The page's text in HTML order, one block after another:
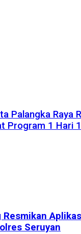
Palangka Raya
Program 1 Hari
Seruyan